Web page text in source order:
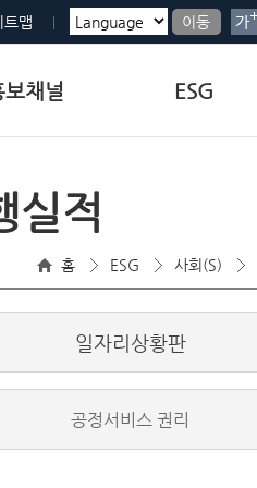
트맵 이동
보채널 ESG
실적
홈 ESG 사회(S)
일자리상황판
공정서비스 권리